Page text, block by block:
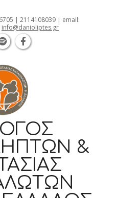
| 2114108039 | email:
info@danioliptes.gr
&